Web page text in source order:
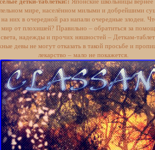
мире, населённом милыми и добрейшими
них в очередной раз напали очередные злодеи.
мир от плохишей? Правильно – обратиться за
света, надежды и прочих няшностей – Деткам-
девы не могут отказать в такой просьбе и
лекарство – мало не покажется.